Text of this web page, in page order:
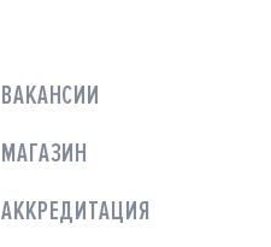
ВАКАНСИИ
МАГАЗИН
АККРЕДИТАЦИЯ